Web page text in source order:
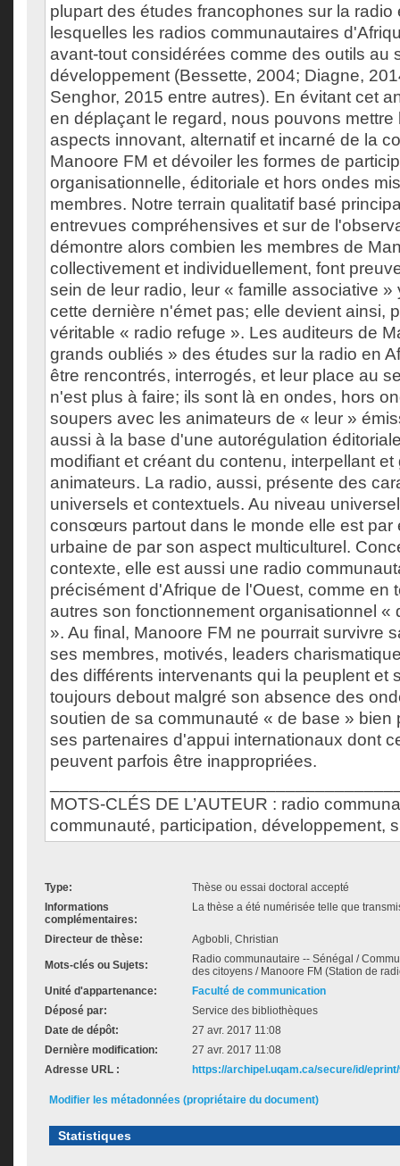
plupart des études francophones sur la radio
lesquelles les radios communautaires
avant-tout considérées comme des outils au
développement (Bessette, 2004; Diagne,
Senghor, 2015 entre autres). En évitant cet
en déplaçant le regard, nous pouvons mettre
aspects innovant, alternatif et incarné de la
Manoore FM et dévoiler les formes de
organisationnelle, éditoriale et hors ondes
membres. Notre terrain qualitatif basé
entrevues compréhensives et sur de
démontre alors combien les membres de
collectivement et individuellement, font
sein de leur radio, leur « famille associative »
cette dernière n'émet pas; elle devient ainsi,
véritable « radio refuge ». Les auditeurs de
grands oubliés » des études sur la radio en
être rencontrés, interrogés, et leur place au
n'est plus à faire; ils sont là en ondes, hors
soupers avec les animateurs de « leur »
aussi à la base d'une autorégulation
modifiant et créant du contenu, interpellant et
animateurs. La radio, aussi, présente des
universels et contextuels. Au niveau
consœurs partout dans le monde elle est par
urbaine de par son aspect multiculturel.
contexte, elle est aussi une radio
précisément d'Afrique de l'Ouest, comme en
autres son fonctionnement organisationnel «
». Au final, Manoore FM ne pourrait survivre
ses membres, motivés, leaders
des différents intervenants qui la peuplent et
toujours debout malgré son absence des
soutien de sa communauté « de base » bien
ses partenaires d'appui internationaux dont
peuvent parfois être inappropriées.
MOTS-CLÉS DE L’AUTEUR : radio
communauté, participation, développement,
Type:
Thèse ou essai doctoral accepté
Informations
complémentaires:
La thèse a été numérisée telle que
Directeur de thèse: Agbobli, Christian
Mots-clés ou Sujets:
Radio communautaire -- Sénégal /
des citoyens / Manoore FM (Station de
Unité d'appartenance:
Faculté de communication
Déposé par:
Service des bibliothèques
Date de dépôt:
27 avr. 2017 11:08
Dernière modification:
27 avr. 2017 11:08
Adresse URL :
https://archipel.uqam.ca/secure/id/
Modifier les métadonnées (propriétaire du document)
Statistiques